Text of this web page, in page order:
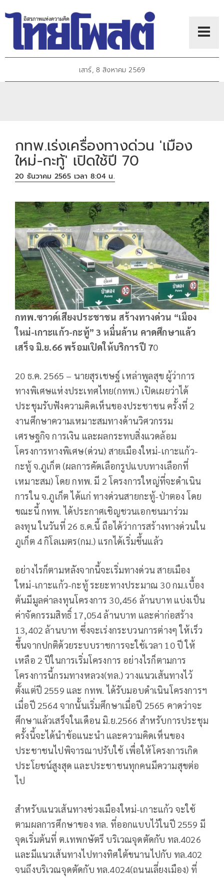
เสาร์, 8 สิงหาคม 2569
กทพ.เร่งเครื่องทางด่วน 'เมือง
ใหม่-กะทู้' เปิดใช้ปี 70
20 ธันวาคม 2565 เวลา 8:04 น.
กทพ.ซาวด์เสียงประชาชน สร้างทางด่วน “เมือง
ใหม่-เกาะแก้ว-กะทู้” 3 หมื่นล้าน คาดศึกษาแล้ว
เสร็จ มิ.ย.66 พร้อมเปิดให้บริการปี 70
20 ธ.ค. 2565 – นายสุรเชษฐ์ เหล่าพูลสุข ผู้ว่าการ
ทางพิเศษแห่งประเทศไทย(กทพ.) เปิดเผยว่าได้
ประชุมรับฟังความคิดเห็นของประชาชน ครั้งที่ 2
งานศึกษาความเหมาะสมทางด้านวิศวกรรม
เศรษฐกิจ การเงิน และผลกระทบสิ่งแวดล้อม
โครงการทางพิเศษ(ด่วน) สายเมืองใหม่-เกาะแก้ว-
กะทู้ จ.ภูเก็ต (ผลการคัดเลือกรูปแบบทางเลือกที่
เหมาะสม) โดย กทพ. มี 2 โครงการใหญ่ที่จะดำเนิน
การใน จ.ภูเก็ต ได้แก่ ทางด่วนสายกะทู้-ป่าตอง โดย
ขณะนี้ กทพ. ได้ประกาศเชิญชวนเอกชนมาร่วม
ลงทุน ในวันที่ 26 ธ.ค.นี้ ถือได้ว่าการสร้างทางด่วนใน
ภูเก็ต 4 กิโลเมตร(กม.) แรกได้เริ่มขึ้นแล้ว
อย่างไรก็ตามหลังจากนี้จะเริ่มทางด่วน สายเมือง
ใหม่-เกาะแก้ว-กะทู้ ระยะทางประมาณ 30 กม.เบื้อง
ต้นมีมูลค่าลงทุนโครงการ 30,456 ล้านบาท แบ่งเป็น
ค่าจัดกรรมสิทธิ์ 17,054 ล้านบาท และค่าก่อสร้าง
13,402 ล้านบาท ซึ่งจะเร่งกระบวนการต่างๆ ให้เร็ว
ขึ้นจากปกติด้วยระบบราชการจะใช้เวลา 10 ปี ให้
เหลือ 2 ปีในการเริ่มโครงการ อย่างไรก็ตามการ
โครงการนี้กรมทางหลวง(ทล.) วางแนวเส้นทางไว้
ตั้งแต่ปี 2559 และ กทพ. ได้รับมอบดำเนินโครงการฯ
เมื่อปี 2564 จากนั้นเริ่มศึกษาเมื่อปี 2565 คาดว่าจะ
ศึกษาแล้วเสร็จในเดือน มิ.ย.2566 สำหรับการประชุม
ครั้งนี้จะได้นำข้อแนะนำ และความคิดเห็นของ
ประชาชนไปพิจารณาปรับใช้ เพื่อให้โครงการเกิด
ประโยชน์สูงสุด และประชาชนทุกคนมีความสุขต่อ
ไป
สำหรับแนวเส้นทางช่วงเมืองใหม่-เกาะแก้ว จะใช้
ตามผลการศึกษาของ ทล. ที่ออกแบบไว้ในปี 2559 มี
จุดเริ่มต้นที่ ต.เทพกษัตรี บริเวณจุดตัดกับ ทล.4026
และมีแนวเส้นทางไปทางทิศใต้ขนานไปกับ ทล.402
จนถึงบริเวณจุดตัดกับ ทล.4024(ถนนเลี่ยงเมือง) ที่